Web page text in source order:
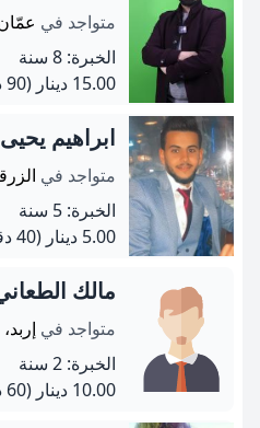
متواجد في
الخبرة: 8 سنة
15.00 دينار
(90 دقيقة)
ابراهيم
متواجد في
الخبرة: 5 سنة
5.00 دينار
(40 دقيقة)
مالك
متواجد في
الخبرة: 2 سنة
10.00 دينار
(60 دقيقة)